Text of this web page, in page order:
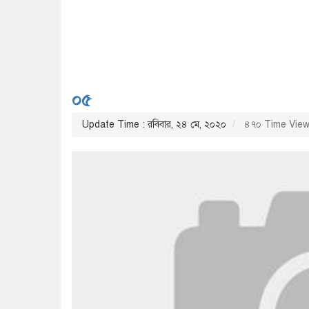
০৫
Update Time : রবিবার, ২৪ মে, ২০২০ ৪৭০ Time View